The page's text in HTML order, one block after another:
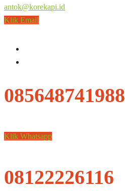
antok@korekapi.id
Klik Email
085648741988
Klik Whatsapp
08122226116